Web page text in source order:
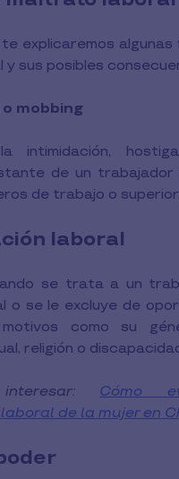
explicaremos algunas
sus posibles
mobbing
intimidación,
de un
de trabajo o
laboral
se trata a un
o se le excluye de
como su
religión o
Cómo
de la mujer en